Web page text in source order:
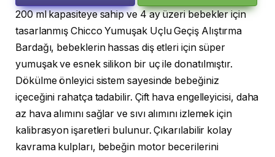
200 ml kapasiteye sahip ve 4 ay üzeri bebekler için
tasarlanmış Chicco Yumuşak Uçlu Geçiş Alıştırma
Bardağı, bebeklerin hassas diş etleri için süper
yumuşak ve esnek silikon bir uç ile donatılmıştır.
Dökülme önleyici sistem sayesinde bebeğiniz
içeceğini rahatça tadabilir. Çift hava engelleyicisi, daha
az hava alımını sağlar ve sıvı alımını izlemek için
kalibrasyon işaretleri bulunur. Çıkarılabilir kolay
kavrama kulpları, bebeğin motor becerilerini